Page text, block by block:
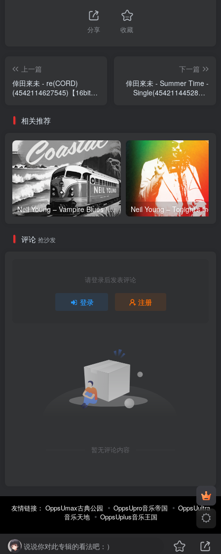
分享 收藏
上一篇
倖田來未 - re(CORD)
(4542114627545)【16bit／
下一篇
倖田來未 - Summer Time -
Single(4542114452888)
相关推荐
Neil Young – Vampire Blues (Live) – Single(054391239303)【24bit／96.0kHz】土耳其区
评论 抢沙发
请登录后发表评论
登录 注册
暂无评论内容
友情链接： OppsUmax古典公园 OppsUpro音乐帝国
OppsUultra
音乐天地
OppsUplus音乐王国
说说你对此专辑的看法吧：）